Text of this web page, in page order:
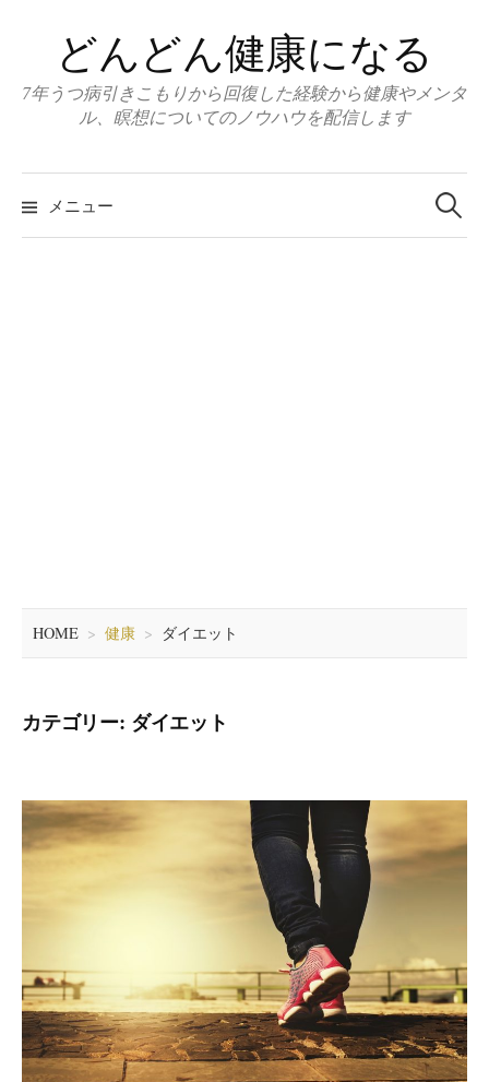
ン
キ
どんどん健康になる
7年うつ病引きこもりから回復した経験から健康やメンタ
ル、瞑想についてのノウハウを配信します
メニュー 検
HOME > 健康 > ダイエット
カテゴリー: ダイエット